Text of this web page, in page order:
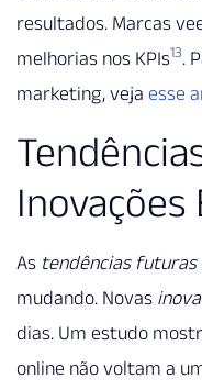
resultados. Marcas
melhorias nos KPIs13.
marketing, veja esse
Inovações
As tendências futuras
mudando. Novas
dias. Um estudo
online não voltam a